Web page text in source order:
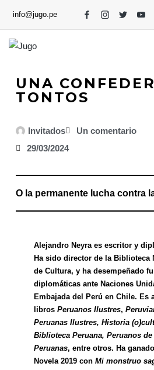
info@jugo.pe
UNA
TONTOS
Invitados
Un comentario
29/03/2024
O la permanente lucha contra
Alejandro Neyra es escritor y
Ha sido director de la Biblioteca
de Cultura, y ha desempeñado
diplomáticas ante Naciones
Embajada del Perú en Chile. Es
librosPeruanos Ilustres,
Peruanas Ilustres, Historia
Biblioteca Peruana, Peruanos
Peruanas, entre otros. Ha
Novela 2019 conMi monstruo